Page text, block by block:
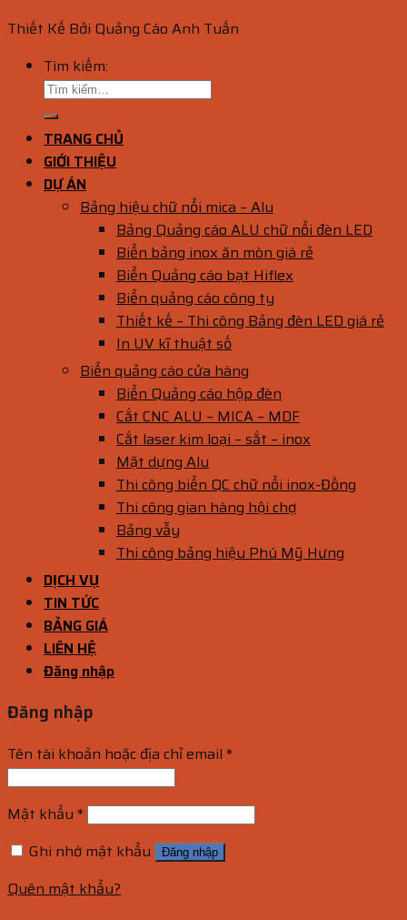
Thiết Kế Bởi Quảng Cáo Anh Tuấn
Tìm kiếm:
TRANG CHỦ
GIỚI THIỆU
DỰ ÁN
Bảng hiệu chữ nổi mica – Alu
Bảng Quảng cáo ALU chữ nổi đèn LED
Biển bảng inox ăn mòn giá rẻ
Biển Quảng cáo bạt Hiflex
Biển quảng cáo công ty
Thiết kế – Thi công Bảng đèn LED giá rẻ
In UV kĩ thuật số
Biển quảng cáo cửa hàng
Biển Quảng cáo hộp đèn
Cắt CNC ALU – MICA – MDF
Cắt laser kim loại – sắt – inox
Mặt dựng Alu
Thi công biển QC chữ nổi inox-Đồng
Thi công gian hàng hội chợ
Bảng vẫy
Thi công bảng hiệu Phú Mỹ Hưng
DỊCH VỤ
TIN TỨC
BẢNG GIÁ
LIÊN HỆ
Đăng nhập
Đăng nhập
Tên tài khoản hoặc địa chỉ email *
Mật khẩu *
Ghi nhớ mật khẩu
Đăng nhập
Quên mật khẩu?